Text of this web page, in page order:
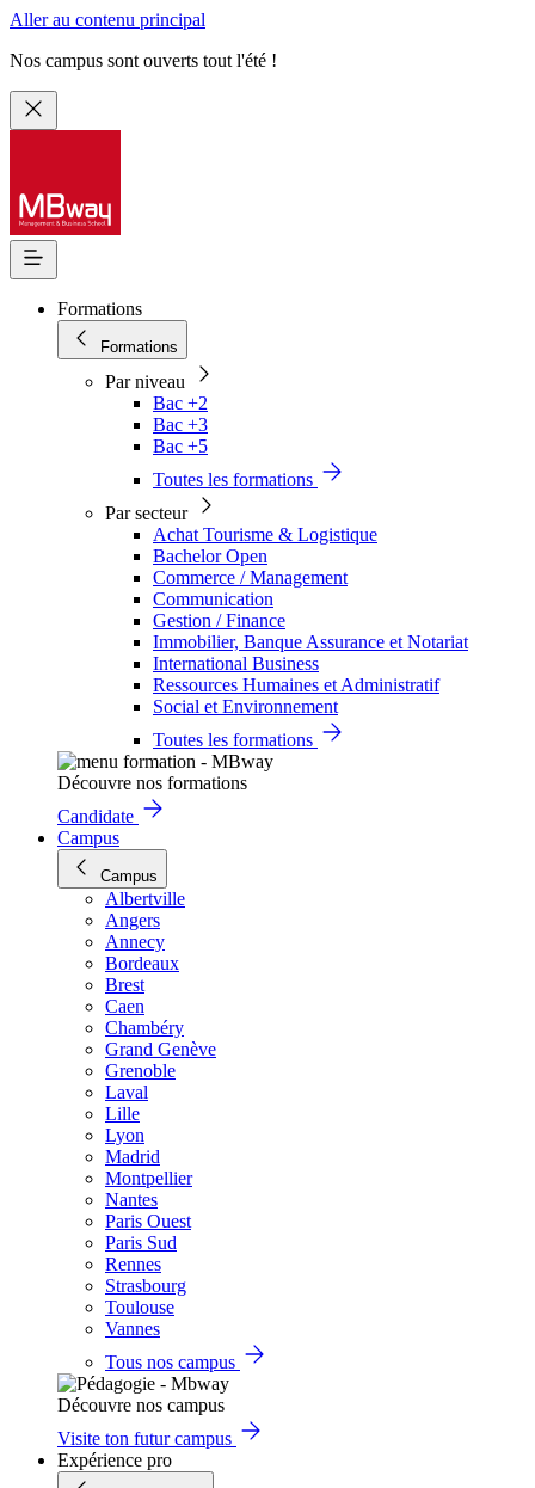
Aller au contenu principal
Nos campus sont ouverts tout l'été !
Formations
Formations
Par niveau
Bac +2
Bac +3
Bac +5
Toutes les formations
Par secteur
Achat Tourisme & Logistique
Bachelor Open
Commerce / Management
Communication
Gestion / Finance
Immobilier, Banque Assurance et Notariat
International Business
Ressources Humaines et Administratif
Social et Environnement
Toutes les formations
Découvre nos formations
Candidate
Campus
Campus
Albertville
Angers
Annecy
Bordeaux
Brest
Caen
Chambéry
Grand Genève
Grenoble
Laval
Lille
Lyon
Madrid
Montpellier
Nantes
Paris Ouest
Paris Sud
Rennes
Strasbourg
Toulouse
Vannes
Tous nos campus
Découvre nos campus
Visite ton futur campus
Expérience pro